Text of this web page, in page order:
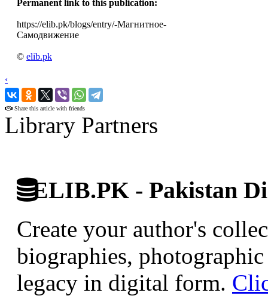
Permanent link to this publication:
https://elib.pk/blogs/entry/-Магнитное-
Самодвижение
© elib.pk
‹
›
Share this article with friends
Library Partners
ELIB.PK - Pakistan
Create your author's
biographies,
legacy in digital form.